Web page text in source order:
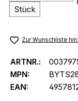
Stück
Zur Wunschliste
ARTNR.:
MPN:
EAN: